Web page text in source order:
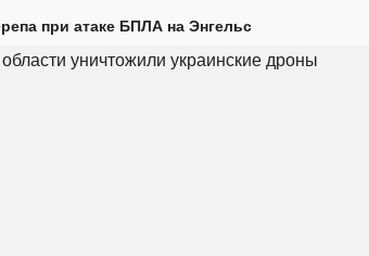
при атаке БПЛА на Энгельс